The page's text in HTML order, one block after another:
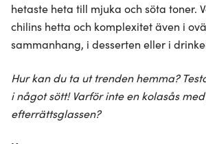
hetaste heta till mjuka och söta toner.
chilins hetta och komplexitet även i
sammanhang, i desserten eller i
Hur kan du ta ut trenden hemma?
i något sött! Varför inte en kolasås
efterrättsglassen?